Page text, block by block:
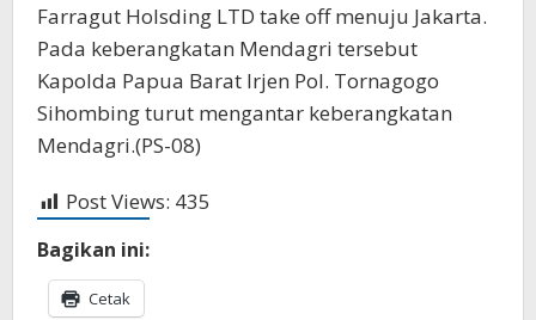
Farragut Holsding LTD take off menuju Jakarta.
Pada keberangkatan Mendagri tersebut
Kapolda Papua Barat Irjen Pol. Tornagogo
Sihombing turut mengantar keberangkatan
Mendagri.(PS-08)
Post Views: 435
Bagikan ini:
Cetak